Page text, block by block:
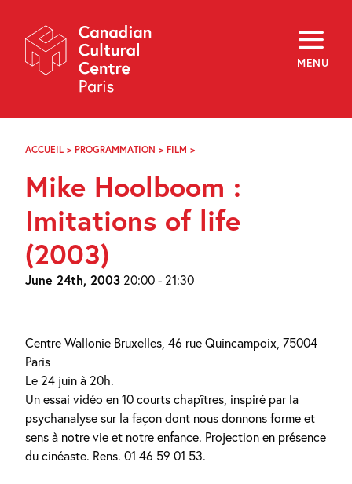
Navigation
MENU
About
Programming
Off-Site
Explore
Archives
f i y
EN
ACCUEIL > PROGRAMMATION > FILM >
IMITATIONS
LIFE
(2003)
Mike Hoolboom :
Imitations of life
(2003)
June 24th, 2003 20:00 - 21:30
Centre Wallonie Bruxelles, 46 rue Quincampoix, 75004
Paris
Le 24 juin à 20h.
Un essai vidéo en 10 courts chapîtres, inspiré par la
psychanalyse sur la façon dont nous donnons forme et
sens à notre vie et notre enfance. Projection en présence
du cinéaste. Rens. 01 46 59 01 53.